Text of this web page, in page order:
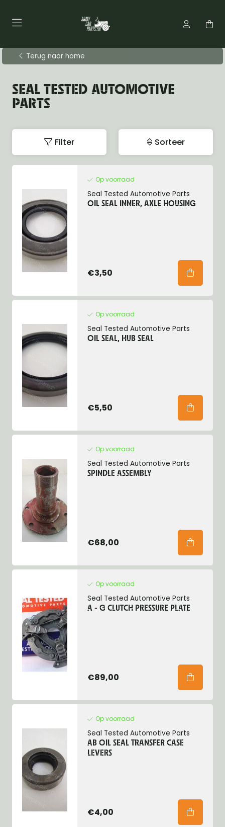
Terug naar home
SEAL TESTED AUTOMOTIVE
PARTS
Filter Sorteer
Op voorraad
Seal Tested Automotive Parts
OIL SEAL INNER, AXLE HOUSING
€3,50
Op voorraad
Seal Tested Automotive Parts
OIL SEAL, HUB SEAL
€5,50
Op voorraad
Seal Tested Automotive Parts
SPINDLE ASSEMBLY
€68,00
Op voorraad
Seal Tested Automotive Parts
A - G CLUTCH PRESSURE PLATE
€89,00
Op voorraad
Seal Tested Automotive Parts
AB OIL SEAL TRANSFER CASE
LEVERS
€4,00